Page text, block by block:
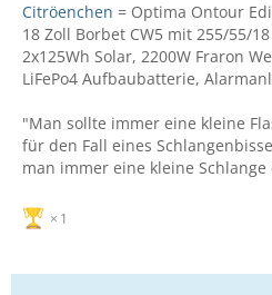
Citröenchen = Optima Ontour
18 Zoll Borbet CW5 mit 255/55/
2x125Wh Solar, 2200W Fraron
LiFePo4 Aufbaubatterie,
"Man sollte immer eine kleine
für den Fall eines
man immer eine kleine Schlange
1